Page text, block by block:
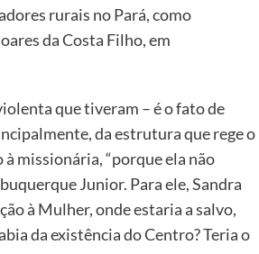
rurais no Pará, como
da Costa Filho, em
que tiveram – é o fato de
da estrutura que rege o
missionária, “porque ela não
Junior. Para ele, Sandra
à Mulher, onde estaria a salvo,
da existência do Centro? Teria o